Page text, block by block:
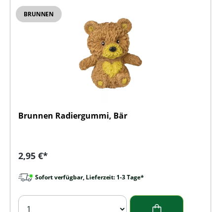
BRUNNEN
Brunnen Radiergummi, Bär
Regulärer Preis:
2,95 €*
Sofort verfügbar, Lieferzeit: 1-3 Tage*